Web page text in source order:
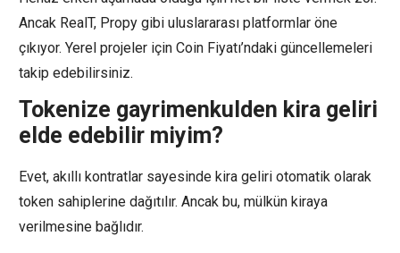
Ancak RealT, Propy gibi uluslararası platformlar öne
çıkıyor. Yerel projeler için Coin Fiyatı’ndaki güncellemeleri
takip edebilirsiniz.
Tokenize gayrimenkulden kira geliri
elde edebilir miyim?
Evet, akıllı kontratlar sayesinde kira geliri otomatik olarak
token sahiplerine dağıtılır. Ancak bu, mülkün kiraya
verilmesine bağlıdır.